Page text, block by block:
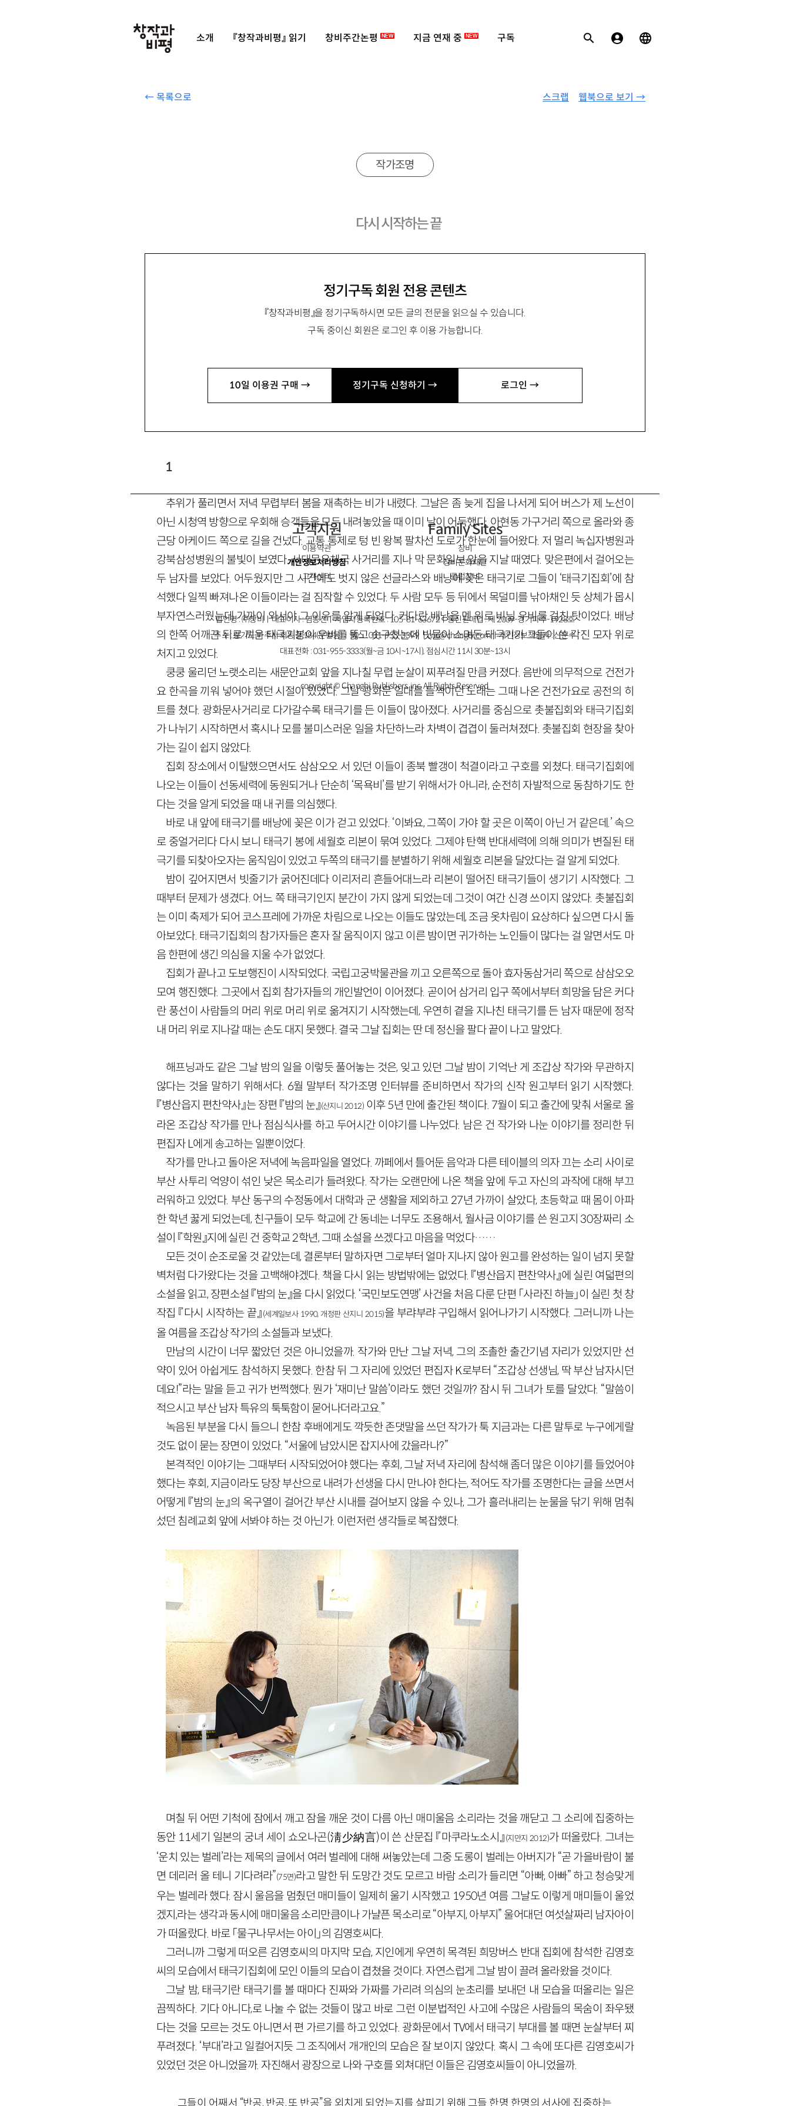
소개 『창작과비평』 읽기 창비주간논평 NEW 지금 연재 중 NEW 구독
← 목록으로 웹북으로 보기 →
스크랩
정기구독 회원 전용 콘텐츠
『창작과비평』을 정기구독하시면 모든 글의 전문을 읽으실 수 있습니다.
구독 중이신 회원은 로그인 후 이용 가능합니다.
10일 이용권 구매 → 정기구독 신청하기 → 로그인 →
작가조명
다시 시작하는 끝
소설가. 소설집 『루빈의 술잔』 『옆집 여자』 『푸른 수염의 첫번째 아내』 『웨하스』 『여름의 맛』, 장편소설 『식사의
즐거움』 『삿뽀로 여인숙』 『내 영화의 주인공』 『A』 등이 있음. rifleha@gmail.com
시작하는 끝』 『길에서 형님을 잃다』 『테하차피의 달』 『병산읍지 편찬약사』, 장편소설 『누구나 평행선 너머의 사랑
1
추위가 풀리면서 저녁 무렵부터 봄을 재촉하는 비가 내렸다. 그날은 좀 늦게 집을 나서게 되어 버스가 제 노선이
아닌 시청역 방향으로 우회해 승객들을 모두 내려놓았을 때 이미 날이 어둑했다. 아현동 가구거리 쪽으로 올라와 종
근당 아케이드 쪽으로 길을 건넜다. 교통 통제로 텅 빈 왕복 팔차선 도로가 한눈에 들어왔다. 저 멀리 녹십자병원과
강북삼성병원의 불빛이 보였다. 서대문우체국 사거리를 지나 막 문화일보 앞을 지날 때였다. 맞은편에서 걸어오는
두 남자를 보았다. 어두웠지만 그 시간에도 벗지 않은 선글라스와 배낭에 꽂은 태극기로 그들이 ‘태극기집회’에 참
석했다 일찍 빠져나온 이들이라는 걸 짐작할 수 있었다. 두 사람 모두 등 뒤에서 목덜미를 낚아채인 듯 상체가 몹시
부자연스러웠는데 가까이 와서야 그 이유를 알게 되었다. 커다란 배낭을 멘 위로 비닐 우비를 걸친 탓이었다. 배낭
의 한쪽 어깨끈 뒤로 끼운 태극기봉이 우비를 뚫고 솟구쳤는데 빗물이 스며든 태극기가 그들이 쓴 각진 모자 위로
처지고 있었다.
쿵쿵 울리던 노랫소리는 새문안교회 앞을 지나칠 무렵 눈살이 찌푸려질 만큼 커졌다. 음반에 의무적으로 건전가
요 한곡을 끼워 넣어야 했던 시절이 있었다. 그날 광화문 일대를 들썩이던 노래는 그때 나온 건전가요로 공전의 히
트를 쳤다. 광화문사거리로 다가갈수록 태극기를 든 이들이 많아졌다. 사거리를 중심으로 촛불집회와 태극기집회
가 나뉘기 시작하면서 혹시나 모를 불미스러운 일을 차단하느라 차벽이 겹겹이 둘러쳐졌다. 촛불집회 현장을 찾아
가는 길이 쉽지 않았다.
집회 장소에서 이탈했으면서도 삼삼오오 서 있던 이들이 종북 빨갱이 척결이라고 구호를 외쳤다. 태극기집회에
나오는 이들이 선동세력에 동원되거나 단순히 ‘목욕비’를 받기 위해서가 아니라, 순전히 자발적으로 동참하기도 한
다는 것을 알게 되었을 때 내 귀를 의심했다.
바로 내 앞에 태극기를 배낭에 꽂은 이가 걷고 있었다. ‘이봐요, 그쪽이 가야 할 곳은 이쪽이 아닌 거 같은데.’ 속으
로 중얼거리다 다시 보니 태극기 봉에 세월호 리본이 묶여 있었다. 그제야 탄핵 반대세력에 의해 의미가 변질된 태
극기를 되찾아오자는 움직임이 있었고 두쪽의 태극기를 분별하기 위해 세월호 리본을 달았다는 걸 알게 되었다.
밤이 깊어지면서 빗줄기가 굵어진데다 이리저리 흔들어대느라 리본이 떨어진 태극기들이 생기기 시작했다. 그
때부터 문제가 생겼다. 어느 쪽 태극기인지 분간이 가지 않게 되었는데 그것이 여간 신경 쓰이지 않았다. 촛불집회
는 이미 축제가 되어 코스프레에 가까운 차림으로 나오는 이들도 많았는데, 조금 옷차림이 요상하다 싶으면 다시 돌
아보았다. 태극기집회의 참가자들은 혼자 잘 움직이지 않고 이른 밤이면 귀가하는 노인들이 많다는 걸 알면서도 마
음 한편에 생긴 의심을 지울 수가 없었다.
집회가 끝나고 도보행진이 시작되었다. 국립고궁박물관을 끼고 오른쪽으로 돌아 효자동삼거리 쪽으로 삼삼오오
모여 행진했다. 그곳에서 집회 참가자들의 개인발언이 이어졌다. 곧이어 삼거리 입구 쪽에서부터 희망을 담은 커다
란 풍선이 사람들의 머리 위로 머리 위로 옮겨지기 시작했는데, 우연히 곁을 지나친 태극기를 든 남자 때문에 정작
내 머리 위로 지나갈 때는 손도 대지 못했다. 결국 그날 집회는 딴 데 정신을 팔다 끝이 나고 말았다.
해프닝과도 같은 그날 밤의 일을 이렇듯 풀어놓는 것은, 잊고 있던 그날 밤이 기억난 게 조갑상 작가와 무관하지
않다는 것을 말하기 위해서다. 6월 말부터 작가조명 인터뷰를 준비하면서 작가의 신작 원고부터 읽기 시작했다.
『병산읍지 편찬약사』는 장편 『밤의 눈』(산지니 2012) 이후5년 만에 출간된 책이다. 7월이 되고 출간에 맞춰 서울로 올
라온 조갑상 작가를 만나 점심식사를 하고 두어시간 이야기를 나누었다. 남은 건 작가와 나눈 이야기를 정리한 뒤
편집자 L에게 송고하는 일뿐이었다.
작가를 만나고 돌아온 저녁에 녹음파일을 열었다. 까페에서 틀어둔 음악과 다른 테이블의 의자 끄는 소리 사이로
부산 사투리 억양이 섞인 낮은 목소리가 들려왔다. 작가는 오랜만에 나온 책을 앞에 두고 자신의 과작에 대해 부끄
러워하고 있었다. 부산 동구의 수정동에서 대학과 군 생활을 제외하고 27년 가까이 살았다, 초등학교 때 몸이 아파
한 학년 꿇게 되었는데, 친구들이 모두 학교에 간 동네는 너무도 조용해서, 월사금 이야기를 쓴 원고지 30장짜리 소
설이 『학원』지에 실린 건 중학교2학년, 그때 소설을 쓰겠다고 마음을 먹었다……
모든 것이 순조로울 것 같았는데, 결론부터 말하자면 그로부터 얼마 지나지 않아 원고를 완성하는 일이 넘지 못할
벽처럼 다가왔다는 것을 고백해야겠다. 책을 다시 읽는 방법밖에는 없었다. 『병산읍지 편찬약사』에 실린 여덟편의
소설을 읽고, 장편소설 『밤의 눈』을 다시 읽었다. ‘국민보도연맹’ 사건을 처음 다룬 단편 「사라진 하늘」이 실린 첫 창
작집 『다시 시작하는 끝』(세계일보사 1990, 개정판 산지니 2015)을 부랴부랴 구입해서 읽어나가기 시작했다. 그러니까 나는
올 여름을 조갑상 작가의 소설들과 보냈다.
만남의 시간이 너무 짧았던 것은 아니었을까. 작가와 만난 그날 저녁, 그의 조촐한 출간기념 자리가 있었지만 선
약이 있어 아쉽게도 참석하지 못했다. 한참 뒤 그 자리에 있었던 편집자 K로부터 “조갑상 선생님, 딱 부산 남자시던
데요!”라는 말을 듣고 귀가 번쩍했다. 뭔가 ‘재미난 말씀’이라도 했던 것일까? 잠시 뒤 그녀가 토를 달았다. “말씀이
적으시고 부산 남자 특유의 툭툭함이 묻어나더라고요.”
녹음된 부분을 다시 들으니 한참 후배에게도 깍듯한 존댓말을 쓰던 작가가 툭 지금과는 다른 말투로 누구에게랄
것도 없이 묻는 장면이 있었다. “서울에 남았시몬 잡지사에 갔을라나?”
본격적인 이야기는 그때부터 시작되었어야 했다는 후회, 그날 저녁 자리에 참석해 좀더 많은 이야기를 들었어야
했다는 후회, 지금이라도 당장 부산으로 내려가 선생을 다시 만나야 한다는, 적어도 작가를 조명한다는 글을 쓰면서
어떻게 『밤의 눈』의 옥구열이 걸어간 부산 시내를 걸어보지 않을 수 있나, 그가 흘러내리는 눈물을 닦기 위해 멈춰
섰던 침례교회 앞에 서봐야 하는 것 아닌가. 이런저런 생각들로 복잡했다.
며칠 뒤 어떤 기척에 잠에서 깨고 잠을 깨운 것이 다름 아닌 매미울음 소리라는 것을 깨닫고 그 소리에 집중하는
동안 11세기 일본의 궁녀 세이 쇼오나곤(淸少納言)이 쓴 산문집 『마쿠라노소시』(지만지 2012)가 떠올랐다. 그녀는
‘운치 있는 벌레’라는 제목의 글에서 여러 벌레에 대해 써놓았는데 그중 도롱이 벌레는 아버지가 “곧 가을바람이 불
면 데리러 올 테니 기다려라”(75면)라고 말한 뒤 도망간 것도 모르고 바람 소리가 들리면 “아빠, 아빠” 하고 청승맞게
우는 벌레라 했다. 잠시 울음을 멈췄던 매미들이 일제히 울기 시작했고 1950년 여름 그날도 이렇게 매미들이 울었
겠지,라는 생각과 동시에 매미울음 소리만큼이나 가냘픈 목소리로 “아부지, 아부지” 울어대던 여섯살짜리 남자아이
가 떠올랐다. 바로 「물구나무서는 아이」의 김영호씨다.
그러니까 그렇게 떠오른 김영호씨의 마지막 모습, 지인에게 우연히 목격된 희망버스 반대 집회에 참석한 김영호
씨의 모습에서 태극기집회에 모인 이들의 모습이 겹쳤을 것이다. 자연스럽게 그날 밤이 끌려 올라왔을 것이다.
그날 밤, 태극기란 태극기를 볼 때마다 진짜와 가짜를 가리려 의심의 눈초리를 보내던 내 모습을 떠올리는 일은
끔찍하다. 기다 아니다,로 나눌 수 없는 것들이 많고 바로 그런 이분법적인 사고에 수많은 사람들의 목숨이 좌우됐
다는 것을 모르는 것도 아니면서 편 가르기를 하고 있었다. 광화문에서 TV에서 태극기 부대를 볼 때면 눈살부터 찌
푸려졌다. ‘부대’라고 일컬어지듯 그 조직에서 개개인의 모습은 잘 보이지 않았다. 혹시 그 속에 또다른 김영호씨가
있었던 것은 아니었을까. 자진해서 광장으로 나와 구호를 외쳐대던 이들은 김영호씨들이 아니었을까.
그들이 어째서 “반공, 반공, 또 반공”을 외치게 되었는지를 살피기 위해 그들 한명 한명의 서사에 집중하는
고객지원
이용약관
개인정보처리방침
고객센터
Family Sites
창비
창비문화재단
클럽창비
법인명 : ㈜창비ㅣ대표이사 : 염종선ㅣ사업자등록번호 : 105-81-63672ㅣ통신판매업 : 제 2009-경기파주-1928호
주소 : 경기도 파주시 회동길 184(문발동)ㅣ팩스 : 031-955-3399 ㅣcnc@changbi.comㅣ개인정보책임자 : 신문수
대표전화 : 031-955-3333(월~금 10시~17시), 점심시간 11시 30분~13시
copyright © Changbi Publishers, inc. All Rights Reserved.